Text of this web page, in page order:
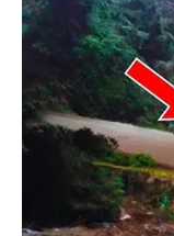
Device nakon 3.
odlučnije i
stabilnost, a ne